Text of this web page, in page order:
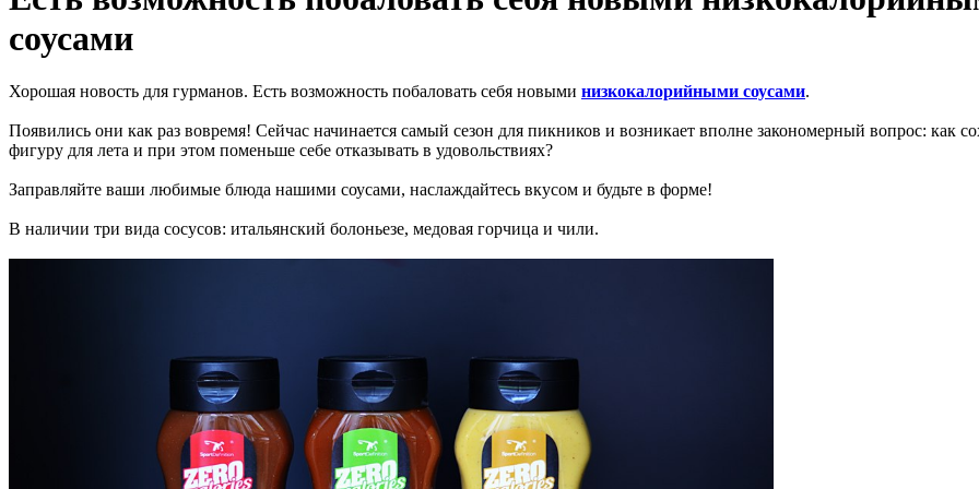
соусами
Хорошая новость для гурманов. Есть возможность побаловать себя новыми низкокалорийными соусами.
Появились они как раз вовремя! Сейчас начинается самый сезон для пикников и возникает вполне закономерный вопрос: как
фигуру для лета и при этом поменьше себе отказывать в удовольствиях?
Заправляйте ваши любимые блюда нашими соусами, наслаждайтесь вкусом и будьте в форме!
В наличии три вида сосусов: итальянский болоньезе, медовая горчица и чили.